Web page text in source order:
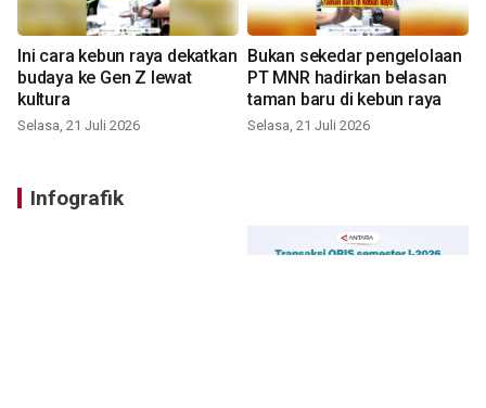
Ini cara kebun raya dekatkan
budaya ke Gen Z lewat
kultura
Selasa, 21 Juli 2026
Bukan sekedar pengelolaan
PT MNR hadirkan belasan
taman baru di kebun raya
Selasa, 21 Juli 2026
Infografik